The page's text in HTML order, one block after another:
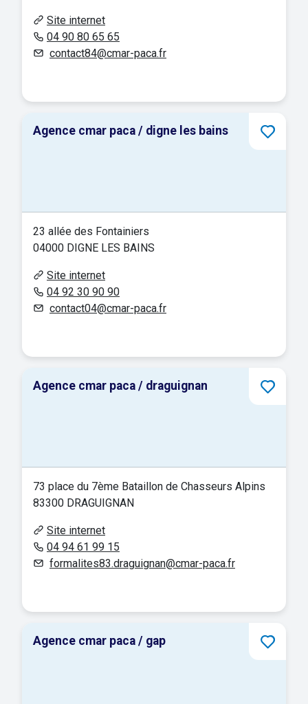
Site internet
04 90 80 65 65
contact84@cmar-paca.fr
Agence cmar paca / digne les bains
23 allée des Fontainiers
04000 DIGNE LES BAINS
Site internet
04 92 30 90 90
contact04@cmar-paca.fr
Agence cmar paca / draguignan
73 place du 7ème Bataillon de Chasseurs Alpins
83300 DRAGUIGNAN
Site internet
04 94 61 99 15
formalites83.draguignan@cmar-paca.fr
Agence cmar paca / gap